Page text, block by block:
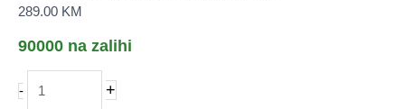
289.00 KM
90000 na zalihi
-
RONIQ
+